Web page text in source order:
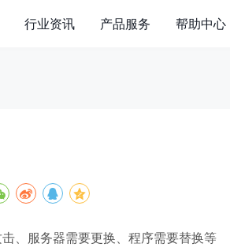
行业资讯 产品服务 帮助中心
、服务器需要更换、程序需要替换等